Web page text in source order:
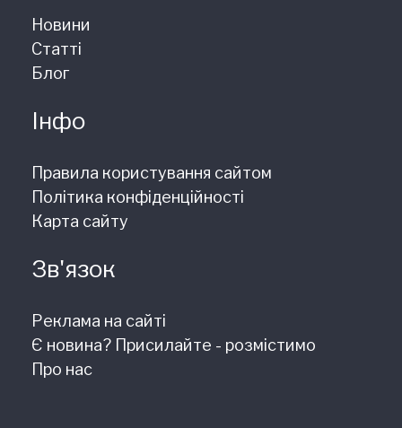
Новини
Статті
Блог
Інфо
Правила користування сайтом
Політика конфіденційності
Карта сайту
Зв'язок
Реклама на сайті
Є новина? Присилайте - розмістимо
Про нас